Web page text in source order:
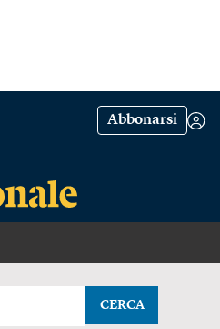
Abbonarsi
CERCA